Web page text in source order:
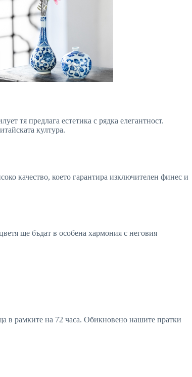
тя предлага естетика с рядка елегантност.
култура.
качество, което гарантира изключителен финес и
ще бъдат в особена хармония с неговия
в рамките на 72 часа. Обикновено нашите пратки